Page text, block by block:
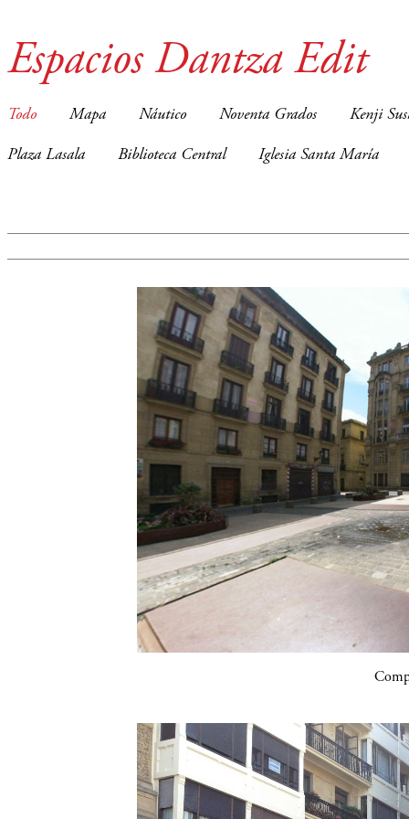
Espacios Dantza Edit
Todo Mapa Náutico Noventa Grados Kenji
Plaza Lasala Biblioteca Central Iglesia Santa María